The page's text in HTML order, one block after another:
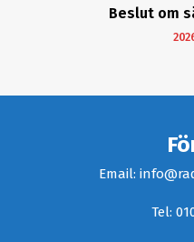
Beslut om
Email:
Tel: